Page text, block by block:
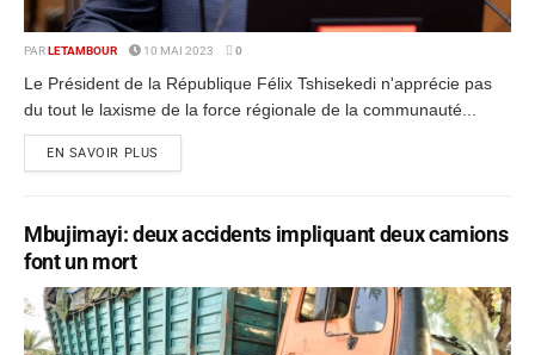
PAR LETAMBOUR 10 MAI 2023 0
Le Président de la République Félix Tshisekedi n'apprécie pas
du tout le laxisme de la force régionale de la communauté...
EN SAVOIR PLUS
Mbujimayi: deux accidents impliquant deux camions
font un mort